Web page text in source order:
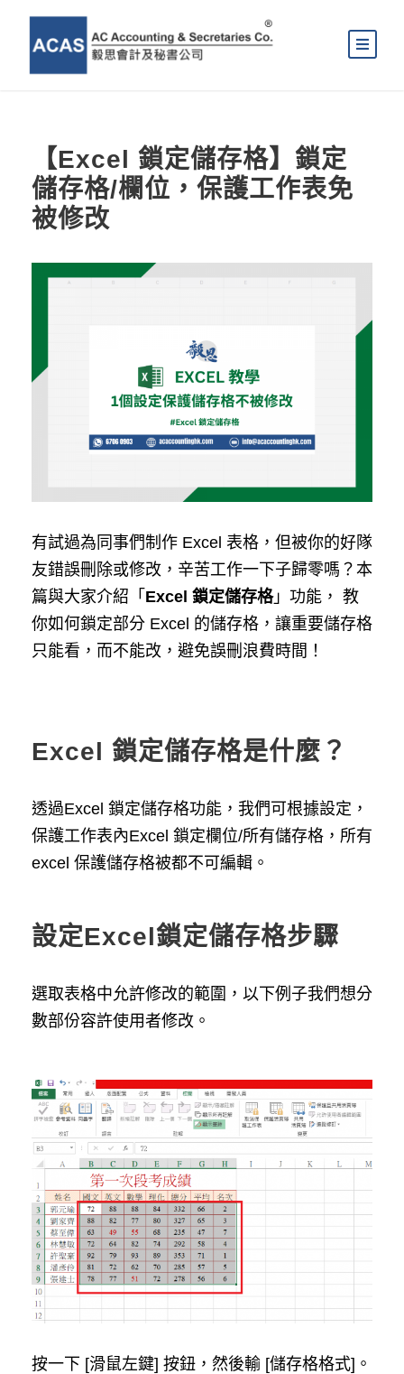
【Excel 鎖定儲存格】鎖定
儲存格/欄位，保護工作表免
被修改
有試過為同事們制作 Excel 表格，但被你的好隊
友錯誤刪除或修改，辛苦工作一下子歸零嗎？本
篇與大家介紹「 Excel 鎖定儲存格」功能， 教
你如何鎖定部分 Excel 的儲存格，讓重要儲存格
只能看，而不能改，避免誤刪浪費時間！
Excel 鎖定儲存格是什麼？
透過Excel 鎖定儲存格功能，我們可根據設定，
保護工作表內Excel 鎖定欄位/所有儲存格，所有
excel 保護儲存格被都不可編輯。
設定Excel鎖定儲存格步驟
選取表格中允許修改的範圍，以下例子我們想分
數部份容許使用者修改。
按一下 [滑鼠左鍵] 按鈕，然後輸 [儲存格格式]。